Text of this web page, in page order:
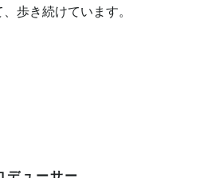
歩き続けています。